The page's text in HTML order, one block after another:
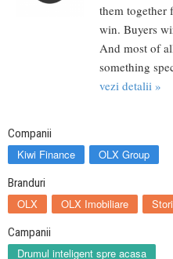
them together
win. Buyers
And most of
something
vezi detalii »
Companii
Kiwi Finance OLX Group
Branduri
OLX OLX Imobiliare
Campanii
Drumul inteligent spre acasa